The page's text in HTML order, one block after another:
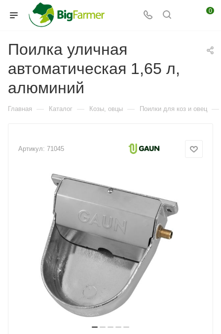
0
Поилка уличная
автоматическая 1,65 л,
алюминий
Главная — Каталог — Козы, овцы — Поилки для коз и овец —
Артикул: 71045